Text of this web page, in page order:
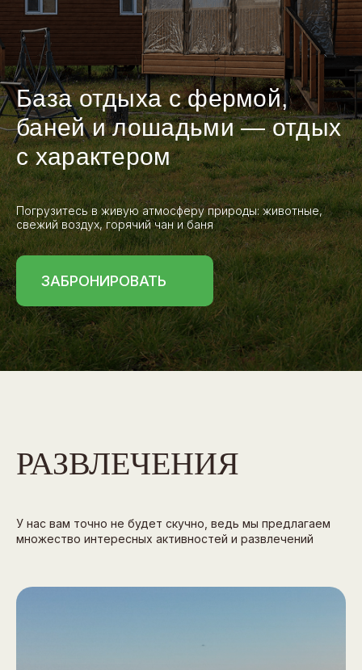
База отдыха с фермой,
баней и лошадьми — отдых
с характером
Погрузитесь в живую атмосферу природы: животные,
свежий воздух, горячий чан и баня
ЗАБРОНИРОВАТЬ
РАЗВЛЕЧЕНИЯ
У нас вам точно не будет скучно, ведь мы предлагаем
множество интересных активностей и развлечений